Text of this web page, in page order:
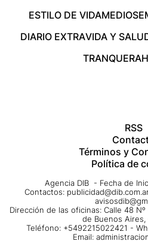
ESTILO DE VIDAMEDIOS
DIARIO EXTRAVIDA Y
TRANQUERA
RSS
Términos y
Política de
Agencia DIB - Fecha de
Contactos:
Dirección de las oficinas: Calle 48
de Buenos
Teléfono: +5492215022421 -
Email: